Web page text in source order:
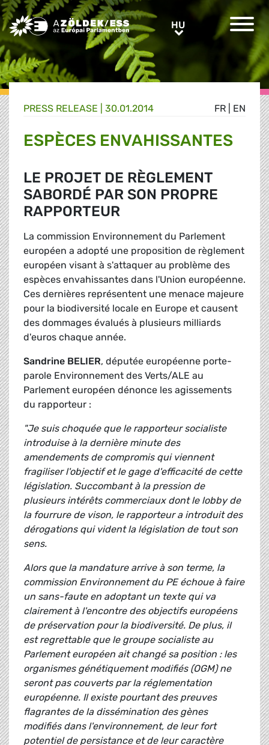
Greens/EFA Home HUHU
FR EN
PRESS RELEASE | 30.01.2014
ESPÈCES ENVAHISSANTES
LE PROJET DE RÈGLEMENT
SABORDÉ PAR SON PROPRE
RAPPORTEUR
La commission Environnement du Parlement
européen a adopté une proposition de règlement
européen visant à s'attaquer au problème des
espèces envahissantes dans l'Union européenne.
Ces dernières représentent une menace majeure
pour la biodiversité locale en Europe et causent
des dommages évalués à plusieurs milliards
d'euros chaque année.
Sandrine BELIER, députée européenne porte-
parole Environnement des Verts/ALE au
Parlement européen dénonce les agissements
du rapporteur :
"Je suis choquée que le rapporteur socialiste
introduise à la dernière minute des
amendements de compromis qui viennent
fragiliser l'objectif et le gage d'efficacité de cette
législation. Succombant à la pression de
plusieurs intérêts commerciaux dont le lobby de
la fourrure de vison, le rapporteur a introduit des
dérogations qui vident la législation de tout son
sens.
Alors que la mandature arrive à son terme, la
commission Environnement du PE échoue à faire
un sans-faute en adoptant un texte qui va
clairement à l'encontre des objectifs européens
de préservation pour la biodiversité. De plus, il
est regrettable que le groupe socialiste au
Parlement européen ait changé sa position : les
organismes génétiquement modifiés (OGM) ne
seront pas couverts par la réglementation
européenne. Il existe pourtant des preuves
flagrantes de la dissémination des gènes
modifiés dans l'environnement, de leur fort
potentiel de persistance et de leur caractère